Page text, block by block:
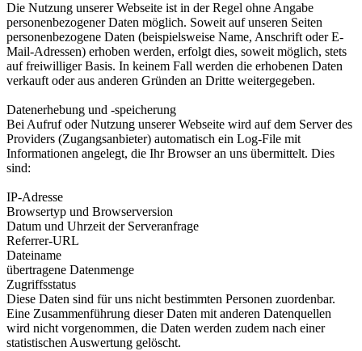
Die Nutzung unserer Webseite ist in der Regel ohne Angabe
personenbezogener Daten möglich. Soweit auf unseren Seiten
personenbezogene Daten (beispielsweise Name, Anschrift oder E-
Mail-Adressen) erhoben werden, erfolgt dies, soweit möglich, stets
auf freiwilliger Basis. In keinem Fall werden die erhobenen Daten
verkauft oder aus anderen Gründen an Dritte weitergegeben.
Datenerhebung und -speicherung
Bei Aufruf oder Nutzung unserer Webseite wird auf dem Server des
Providers (Zugangsanbieter) automatisch ein Log-File mit
Informationen angelegt, die Ihr Browser an uns übermittelt. Dies
sind:
IP-Adresse
Browsertyp und Browserversion
Datum und Uhrzeit der Serveranfrage
Referrer-URL
Dateiname
übertragene Datenmenge
Zugriffsstatus
Diese Daten sind für uns nicht bestimmten Personen zuordenbar.
Eine Zusammenführung dieser Daten mit anderen Datenquellen
wird nicht vorgenommen, die Daten werden zudem nach einer
statistischen Auswertung gelöscht.